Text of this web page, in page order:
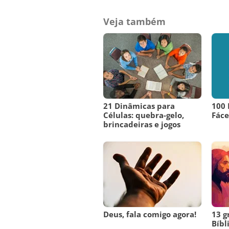
Veja também
21 Dinâmicas para
Células: quebra-gelo,
brincadeiras e jogos
100
Deus, fala comigo agora!
13